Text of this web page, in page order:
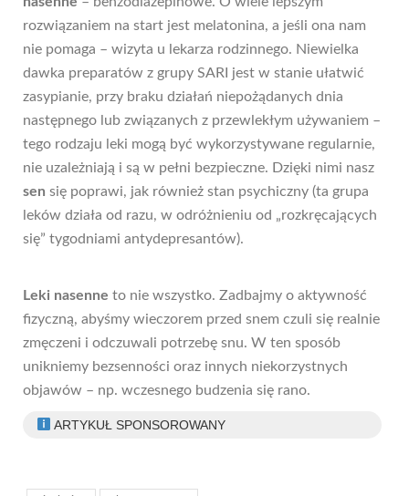
rozwiązaniem na start jest melatonina, a jeśli ona nam
nie pomaga – wizyta u lekarza rodzinnego. Niewielka
dawka preparatów z grupy SARI jest w stanie ułatwić
zasypianie, przy braku działań niepożądanych dnia
następnego lub związanych z przewlekłym używaniem –
tego rodzaju leki mogą być wykorzystywane regularnie,
nie uzależniają i są w pełni bezpieczne. Dzięki nimi nasz
sen się poprawi, jak również stan psychiczny (ta grupa
leków działa od razu, w odróżnieniu od „rozkręcających
się” tygodniami antydepresantów).
Leki nasenne to nie wszystko. Zadbajmy o aktywność
fizyczną, abyśmy wieczorem przed snem czuli się realnie
zmęczeni i odczuwali potrzebę snu. W ten sposób
unikniemy bezsenności oraz innych niekorzystnych
objawów – np. wczesnego budzenia się rano.
ARTYKUŁ SPONSOROWANY